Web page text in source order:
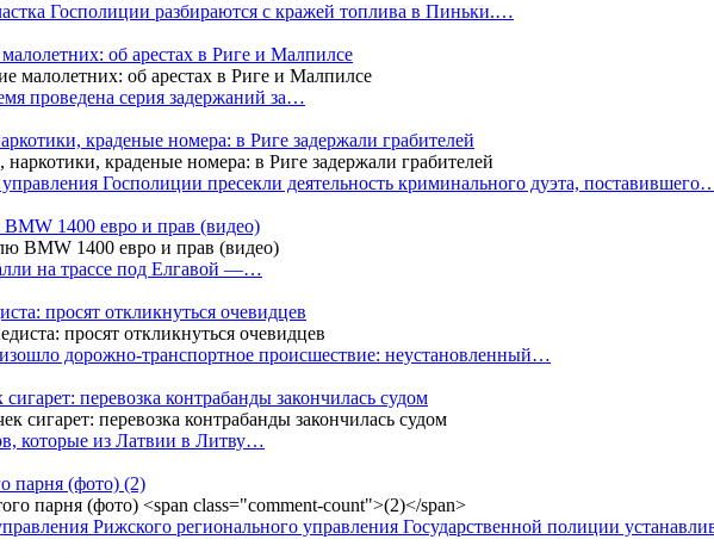
Госполиции разбираются с кражей топлива в Пиньки.…
об арестах в Риге и Малпилсе
проведена серия задержаний за…
краденые номера: в Риге задержали грабителей
Госполиции пресекли деятельность криминального дуэта,
1400 евро и прав (видео)
на трассе под Елгавой —…
просят откликнуться очевидцев
дорожно-транспортное происшествие: неустановленный…
перевозка контрабанды закончилась судом
которые из Латвии в Литву…
парня (фото) (2)
Рижского регионального управления Государственной полиции